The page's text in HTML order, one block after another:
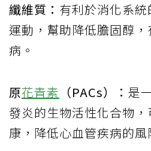
纖維質： 有利於消化系
運動，幫助降低膽固醇
病。
原花青素 （PACs）： 是
發炎的生物活性化合物
康，降低心血管疾病的風